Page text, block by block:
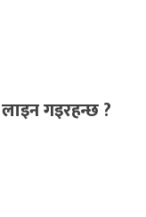
गइरहन्छ ?